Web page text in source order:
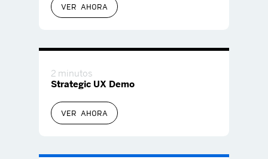
VER AHORA
2 minutos
Strategic UX Demo
VER AHORA